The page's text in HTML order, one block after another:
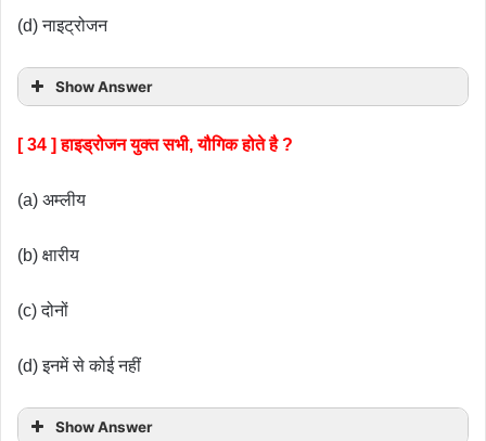
(d) नाइट्रोजन
Show Answer
[ 34 ] हाइड्रोजन युक्त सभी, यौगिक होते है ?
(a) अम्लीय
(b) क्षारीय
(c) दोनों
(d) इनमें से कोई नहीं
Show Answer